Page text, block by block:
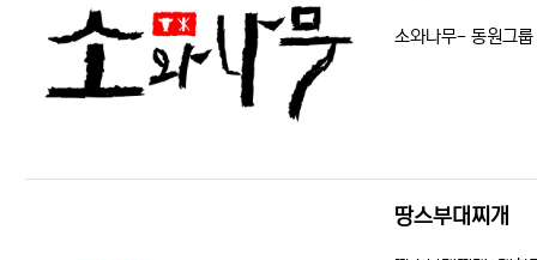
등록일
조회
소와나무- 동원그
땅스부대찌개
등록일
조회